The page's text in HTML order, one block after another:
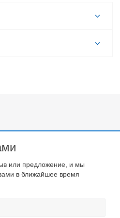
или предложение, и мы
в ближайшее время